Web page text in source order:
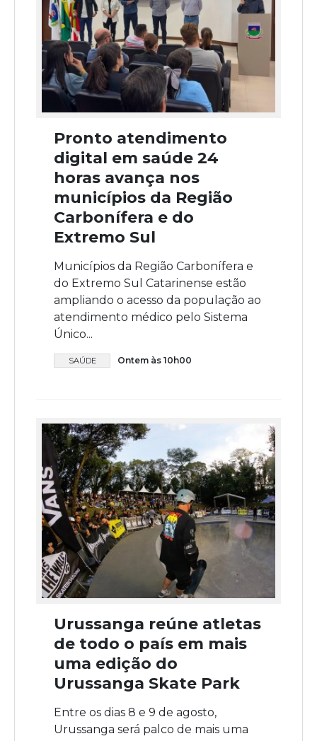
Pronto atendimento
digital em saúde 24
horas avança nos
municípios da Região
Carbonífera e do
Extremo Sul
Municípios da Região Carbonífera e
do Extremo Sul Catarinense estão
ampliando o acesso da população ao
atendimento médico pelo Sistema
Único...
SAÚDE Ontem às 10h00
Urussanga reúne atletas
de todo o país em mais
uma edição do
Urussanga Skate Park
Entre os dias 8 e 9 de agosto,
Urussanga será palco de mais uma